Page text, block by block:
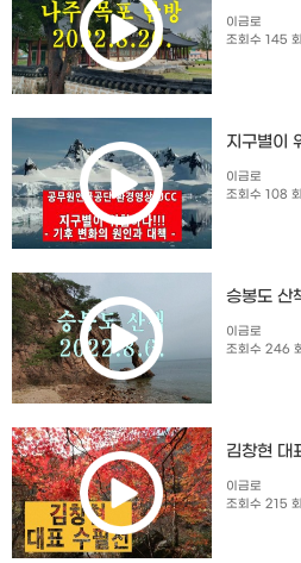
이금로
조회수 145 회
지구별이
이금로
조회수 108 회
승봉도 산
이금로
조회수 246 회
김창현 대
이금로
조회수 215 회